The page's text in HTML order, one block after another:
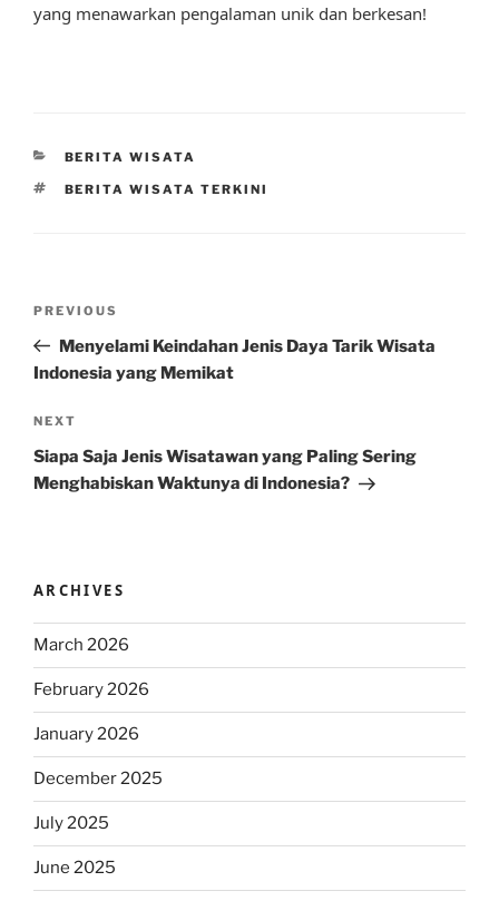
yang menawarkan pengalaman unik dan berkesan!
CATEGORIES
BERITA WISATA
TAGS
BERITA WISATA TERKINI
Previous
Post
PREVIOUS
Menyelami Keindahan Jenis Daya Tarik Wisata
Indonesia yang Memikat
Next
Post
NEXT
Siapa Saja Jenis Wisatawan yang Paling Sering
Menghabiskan Waktunya di Indonesia?
ARCHIVES
March 2026
February 2026
January 2026
December 2025
July 2025
June 2025